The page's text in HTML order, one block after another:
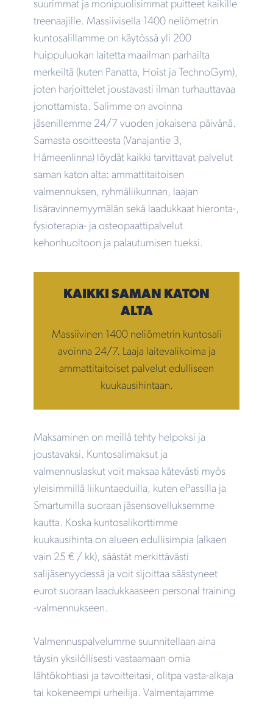
suurimmat ja monipuolisimmat puitteet kaikille
treenaajille. Massiivisella 1400 neliömetrin
kuntosalillamme on käytössä yli 200
huippuluokan laitetta maailman parhailta
merkeiltä (kuten Panatta, Hoist ja TechnoGym),
joten harjoittelet joustavasti ilman turhauttavaa
jonottamista. Salimme on avoinna
jäsenillemme 24/7 vuoden jokaisena päivänä.
Samasta osoitteesta (Vanajantie 3,
Hämeenlinna) löydät kaikki tarvittavat palvelut
saman katon alta: ammattitaitoisen
valmennuksen, ryhmäliikunnan, laajan
lisäravinnemyymälän sekä laadukkaat hieronta-,
fysioterapia- ja osteopaattipalvelut
kehonhuoltoon ja palautumisen tueksi.
KAIKKI SAMAN KATON
ALTA
Massiivinen 1400 neliömetrin kuntosali
avoinna 24/7. Laaja laitevalikoima ja
ammattitaitoiset palvelut edulliseen
kuukausihintaan.
Maksaminen on meillä tehty helpoksi ja
joustavaksi. Kuntosalimaksut ja
valmennuslaskut voit maksaa kätevästi myös
yleisimmillä liikuntaeduilla, kuten ePassilla ja
Smartumilla suoraan jäsensovelluksemme
kautta. Koska kuntosalikorttimme
kuukausihinta on alueen edullisimpia (alkaen
vain 25 € / kk), säästät merkittävästi
salijäsenyydessä ja voit sijoittaa säästyneet
eurot suoraan laadukkaaseen personal training
-valmennukseen.
Valmennuspalvelumme suunnitellaan aina
täysin yksilöllisesti vastaamaan omia
lähtökohtiasi ja tavoitteitasi, olitpa vasta-alkaja
tai kokeneempi urheilija. Valmentajamme